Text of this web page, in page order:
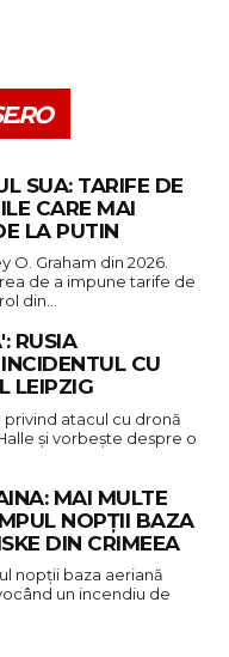
SUA: TARIFE DE
CARE MAI
LA PUTIN
O. Graham din 2026.
de a impune tarife de
din…
RUSIA
CU
LEIPZIG
atacul cu dronă
și vorbește despre o
MAI MULTE
NOPȚII BAZA
DIN CRIMEEA
nopții baza aeriană
un incendiu de